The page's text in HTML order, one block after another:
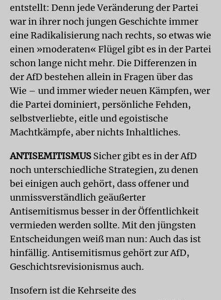
entstellt: Denn jede Veränderung der Partei
war in ihrer noch jungen Geschichte immer
eine Radikalisierung nach rechts, so etwas wie
einen »moderaten« Flügel gibt es in der Partei
schon lange nicht mehr. Die Differenzen in
der AfD bestehen allein in Fragen über das
Wie – und immer wieder neuen Kämpfen, wer
die Partei dominiert, persönliche Fehden,
selbstverliebte, eitle und egoistische
Machtkämpfe, aber nichts Inhaltliches.
ANTISEMITISMUS Sicher gibt es in der AfD
noch unterschiedliche Strategien, zu denen
bei einigen auch gehört, dass offener und
unmissverständlich geäußerter
Antisemitismus besser in der Öffentlichkeit
vermieden werden sollte. Mit den jüngsten
Entscheidungen weiß man nun: Auch das ist
hinfällig. Antisemitismus gehört zur AfD,
Geschichtsrevisionismus auch.
Insofern ist die Kehrseite des